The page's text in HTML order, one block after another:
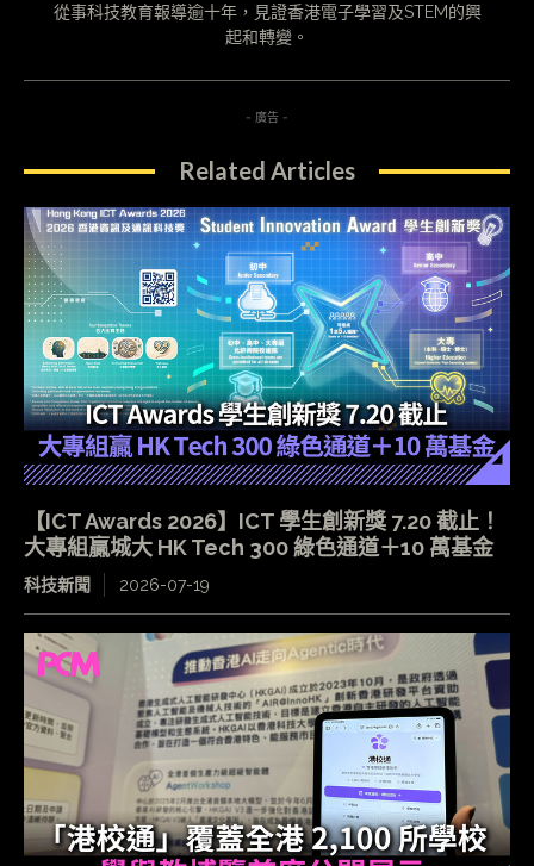
從事科技教育報導逾十年，見證香港電子學習及STEM的興
起和轉變。
- 廣告 -
Related Articles
【ICT Awards 2026】ICT 學生創新獎 7.20 截止！
大專組贏城大 HK Tech 300 綠色通道＋10 萬基金
科技新聞 2026-07-19